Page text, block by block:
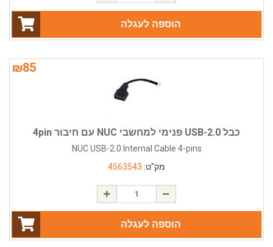
הוספה לעגלה
₪85
כבל USB-2.0 פנימי למחשבי NUC עם חיבור 4pin
NUC USB-2.0 Internal Cable 4-pins
מק"ט: 4563543
הוספה לעגלה